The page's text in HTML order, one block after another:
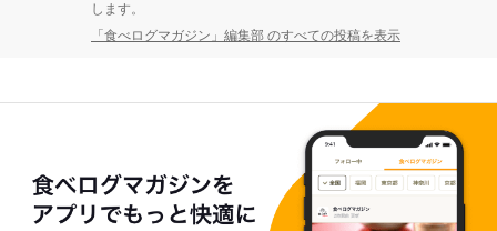
します。
「食べログマガジン」編集部 のすべての投稿を表示